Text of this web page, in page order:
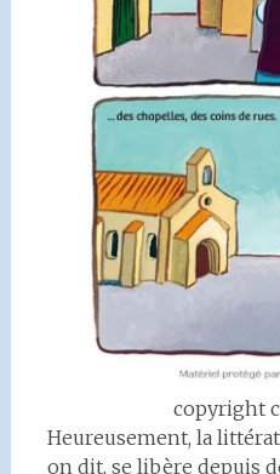
copyright
Heureusement, la
on dit, se libère depuis